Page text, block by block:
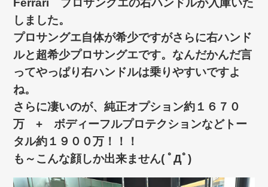
Ferrari プロサングエの右ハンドルが入庫いた
しました。
プロサングエ自体が希少ですがさらに右ハンド
ルと超希少プロサングエです。なんだかんだ言
ってやっぱり右ハンドルは乗りやすいですよ
ね。
さらに凄いのが、純正オプション約１６７０
万 + ボディーフルプロテクションなどトー
タル約１９００万！！！
も～こんな顔しか出来ません( ﾟДﾟ)